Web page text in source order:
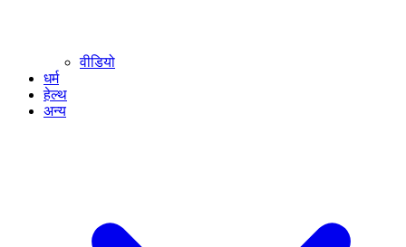
वीडियो
धर्म
हेल्थ
अन्य